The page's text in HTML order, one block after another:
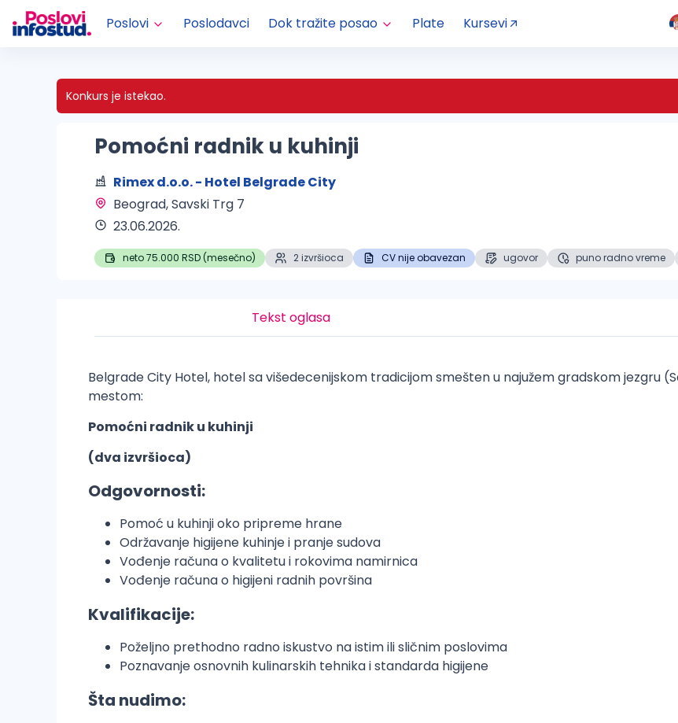
Poslovi Poslodavci Dok tražite posao Plate Kursevi
Konkurs je istekao.
Pomoćni radnik u kuhinji
Rimex d.o.o. - Hotel Belgrade City
Beograd, Savski Trg 7
23.06.2026.
neto 75.000 RSD (mesečno) 2 izvršioca CV nije obavezan ugovor puno radno vreme
Tekst oglasa
Belgrade City Hotel, hotel sa višedecenijskom tradicijom smešten u najužem gradskom jezgru
mestom:
Pomoćni radnik u kuhinji
(dva izvršioca)
Odgovornosti:
Pomoć u kuhinji oko pripreme hrane
Održavanje higijene kuhinje i pranje sudova
Vođenje računa o kvalitetu i rokovima namirnica
Vođenje računa o higijeni radnih površina
Kvalifikacije:
Poželjno prethodno radno iskustvo na istim ili sličnim poslovima
Poznavanje osnovnih kulinarskih tehnika i standarda higijene
Šta nudimo: